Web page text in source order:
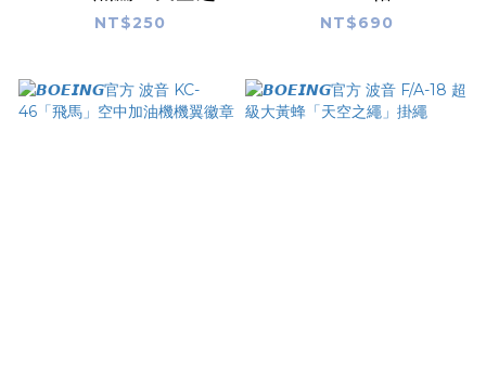
翼」掛繩
NT$250 NT$690